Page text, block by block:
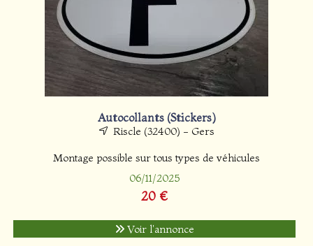
Autocollants (Stickers)
Riscle (32400) - Gers
Montage possible sur tous types de véhicules
06/11/2025
20 €
Voir l'annonce